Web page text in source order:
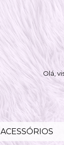
Olá,
ACESSÓRIOS